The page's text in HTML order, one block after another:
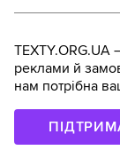
TEXTY.ORG.UA
реклами й
нам потрібна